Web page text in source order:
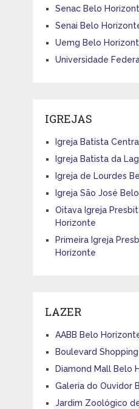
Senac Belo
Senai Belo
Uemg Belo
Universidade
IGREJAS
Igreja Batista
Igreja Batista da
Igreja de Lourdes
Igreja São José
Oitava Igreja
Horizonte
Primeira Igreja
Horizonte
LAZER
AABB Belo
Boulevard
Diamond Mall Belo
Galeria do Ouvidor
Jardim Zoológico